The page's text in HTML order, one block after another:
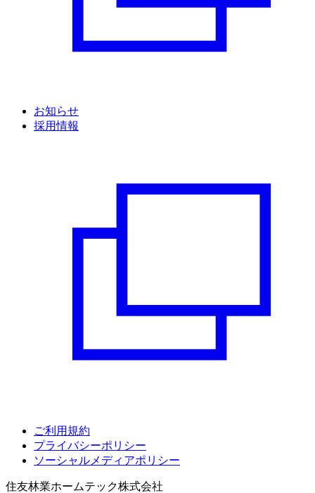
お知らせ
採用情報
ご利用規約
プライバシーポリシー
ソーシャルメディアポリシー
住友林業ホームテック株式会社